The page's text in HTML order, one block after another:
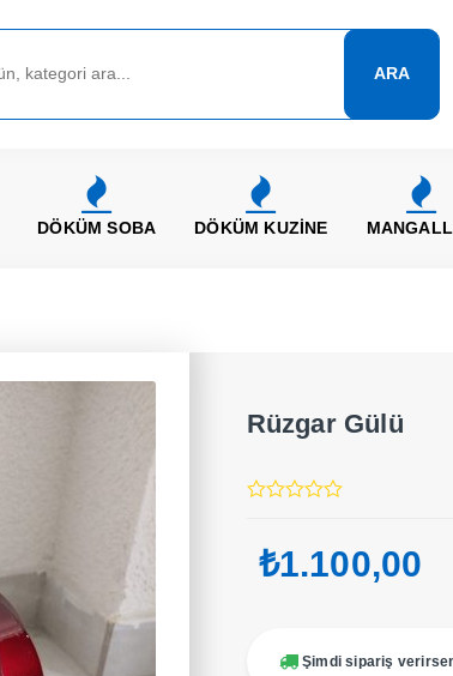
ARA
DÖKÜM SOBA DÖKÜM KUZİNE
Rüzgar Gülü
₺1.100,00
Şimdi sipariş